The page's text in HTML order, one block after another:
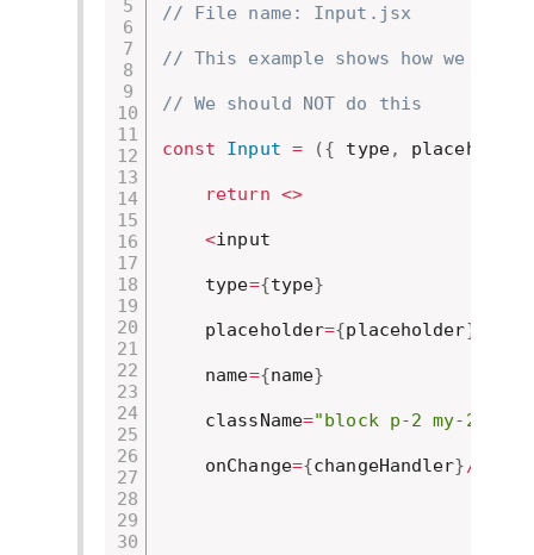
// File name: Input.jsx
// This example shows how we are
// We should NOT do this
const Input = ({ type, placeholder
return <>
<input
    type
={type}
    placeholder
={placeholder}
    name
={name}
    className
="block p-2 my-2
    onChange
={changeHandler} /